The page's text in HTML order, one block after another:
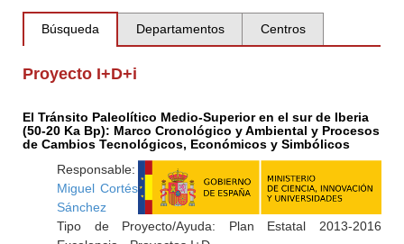
Búsqueda Departamentos Centros
Proyecto I+D+i
El Tránsito Paleolítico Medio-Superior en el sur de Iberia
(50-20 Ka Bp): Marco Cronológico y Ambiental y Procesos
de Cambios Tecnológicos, Económicos y Simbólicos
Responsable:
Miguel Cortés
Sánchez
Tipo de Proyecto/Ayuda: Plan Estatal 2013-2016